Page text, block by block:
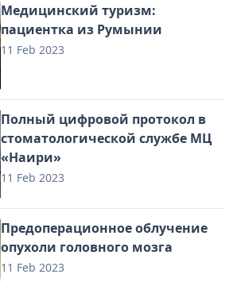
Медицинский туризм:
пациентка из Румынии
11 Feb 2023
Полный цифровой протокол в
стоматологической службе МЦ
«Наири»
11 Feb 2023
Предоперационное облучение
опухоли головного мозга
11 Feb 2023